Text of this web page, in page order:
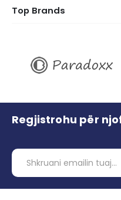
Top Brands
Regjistrohu për